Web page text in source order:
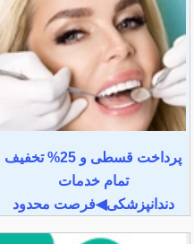
پرداخت قسطی و 25% تخفیف
تمام خدمات
دندانپزشکی◀فرصت محدود